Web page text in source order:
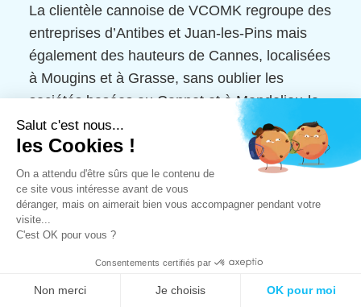
Salut c'est nous...
les Cookies !
On a attendu d'être sûrs que le contenu de
ce site vous intéresse avant de vous
déranger, mais on aimerait bien vous accompagner pendant votre
visite...
C'est OK pour vous ?
Consentements certifiés par
Non merci Je choisis OK pour moi
La clientèle cannoise de VCOMK regroupe des
entreprises d’Antibes et Juan-les-Pins mais
également des hauteurs de Cannes, localisées
à Mougins et à Grasse, sans oublier les
sociétés basées au Cannet et à Mandelieu-la-
Napoule.
VCOMK propose également ses services
d'agence de communication à Sophia
Antipolis.